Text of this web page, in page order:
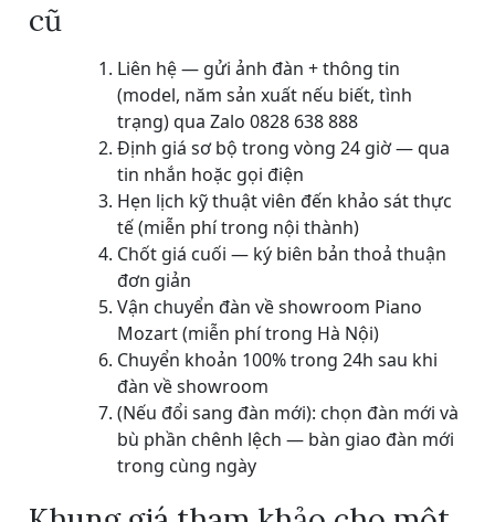
cũ
Liên hệ — gửi ảnh đàn + thông tin
(model, năm sản xuất nếu biết, tình
trạng) qua Zalo 0828 638 888
Định giá sơ bộ trong vòng 24 giờ — qua
tin nhắn hoặc gọi điện
Hẹn lịch kỹ thuật viên đến khảo sát thực
tế (miễn phí trong nội thành)
Chốt giá cuối — ký biên bản thoả thuận
đơn giản
Vận chuyển đàn về showroom Piano
Mozart (miễn phí trong Hà Nội)
Chuyển khoản 100% trong 24h sau khi
đàn về showroom
(Nếu đổi sang đàn mới): chọn đàn mới và
bù phần chênh lệch — bàn giao đàn mới
trong cùng ngày